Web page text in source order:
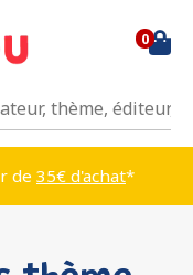
0
de 35€ d'achat*